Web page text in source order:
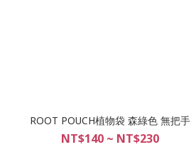
ROOT POUCH植物袋 森綠色 無把手
NT$140 ~ NT$230